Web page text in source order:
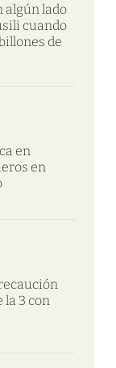
algún lado
cuando
de
en
en
la 3 con